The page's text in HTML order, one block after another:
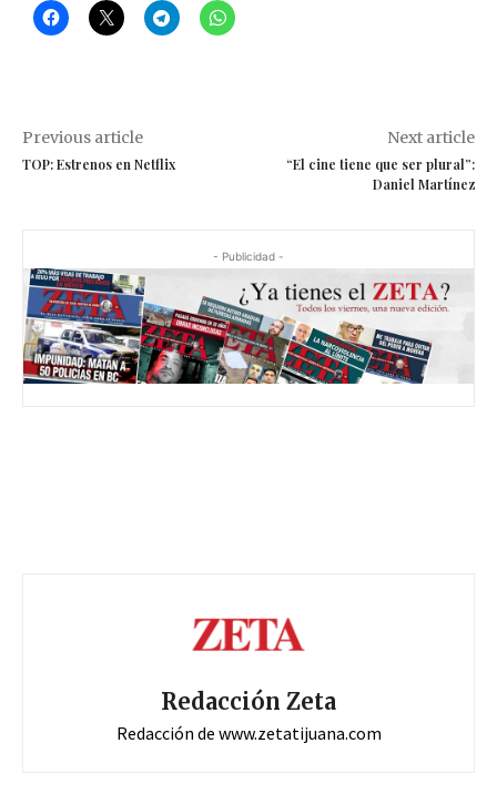
Previous article
TOP: Estrenos en Netflix
Next article
“El cine tiene que ser plural”:
Daniel Martínez
- Publicidad -
Redacción Zeta
Redacción de www.zetatijuana.com